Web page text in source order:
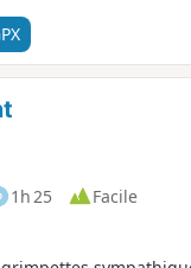
1h 25
Facile